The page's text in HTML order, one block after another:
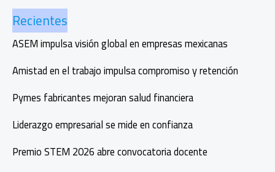
by
Fifty:
Andrés
Kiger
y
su
nueva
misión
Recientes
ASEM impulsa visión global en empresas mexicanas
Amistad en el trabajo impulsa compromiso y retención
Pymes fabricantes mejoran salud financiera
Liderazgo empresarial se mide en confianza
Premio STEM 2026 abre convocatoria docente